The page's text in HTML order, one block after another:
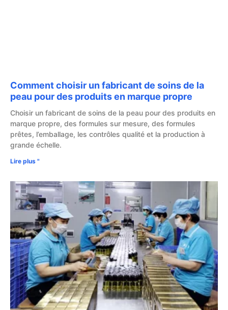
Comment choisir un fabricant de soins de la
peau pour des produits en marque propre
Choisir un fabricant de soins de la peau pour des produits en
marque propre, des formules sur mesure, des formules
prêtes, l’emballage, les contrôles qualité et la production à
grande échelle.
Lire plus "